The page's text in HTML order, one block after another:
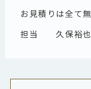
お見積りは全て
担当 久保裕也